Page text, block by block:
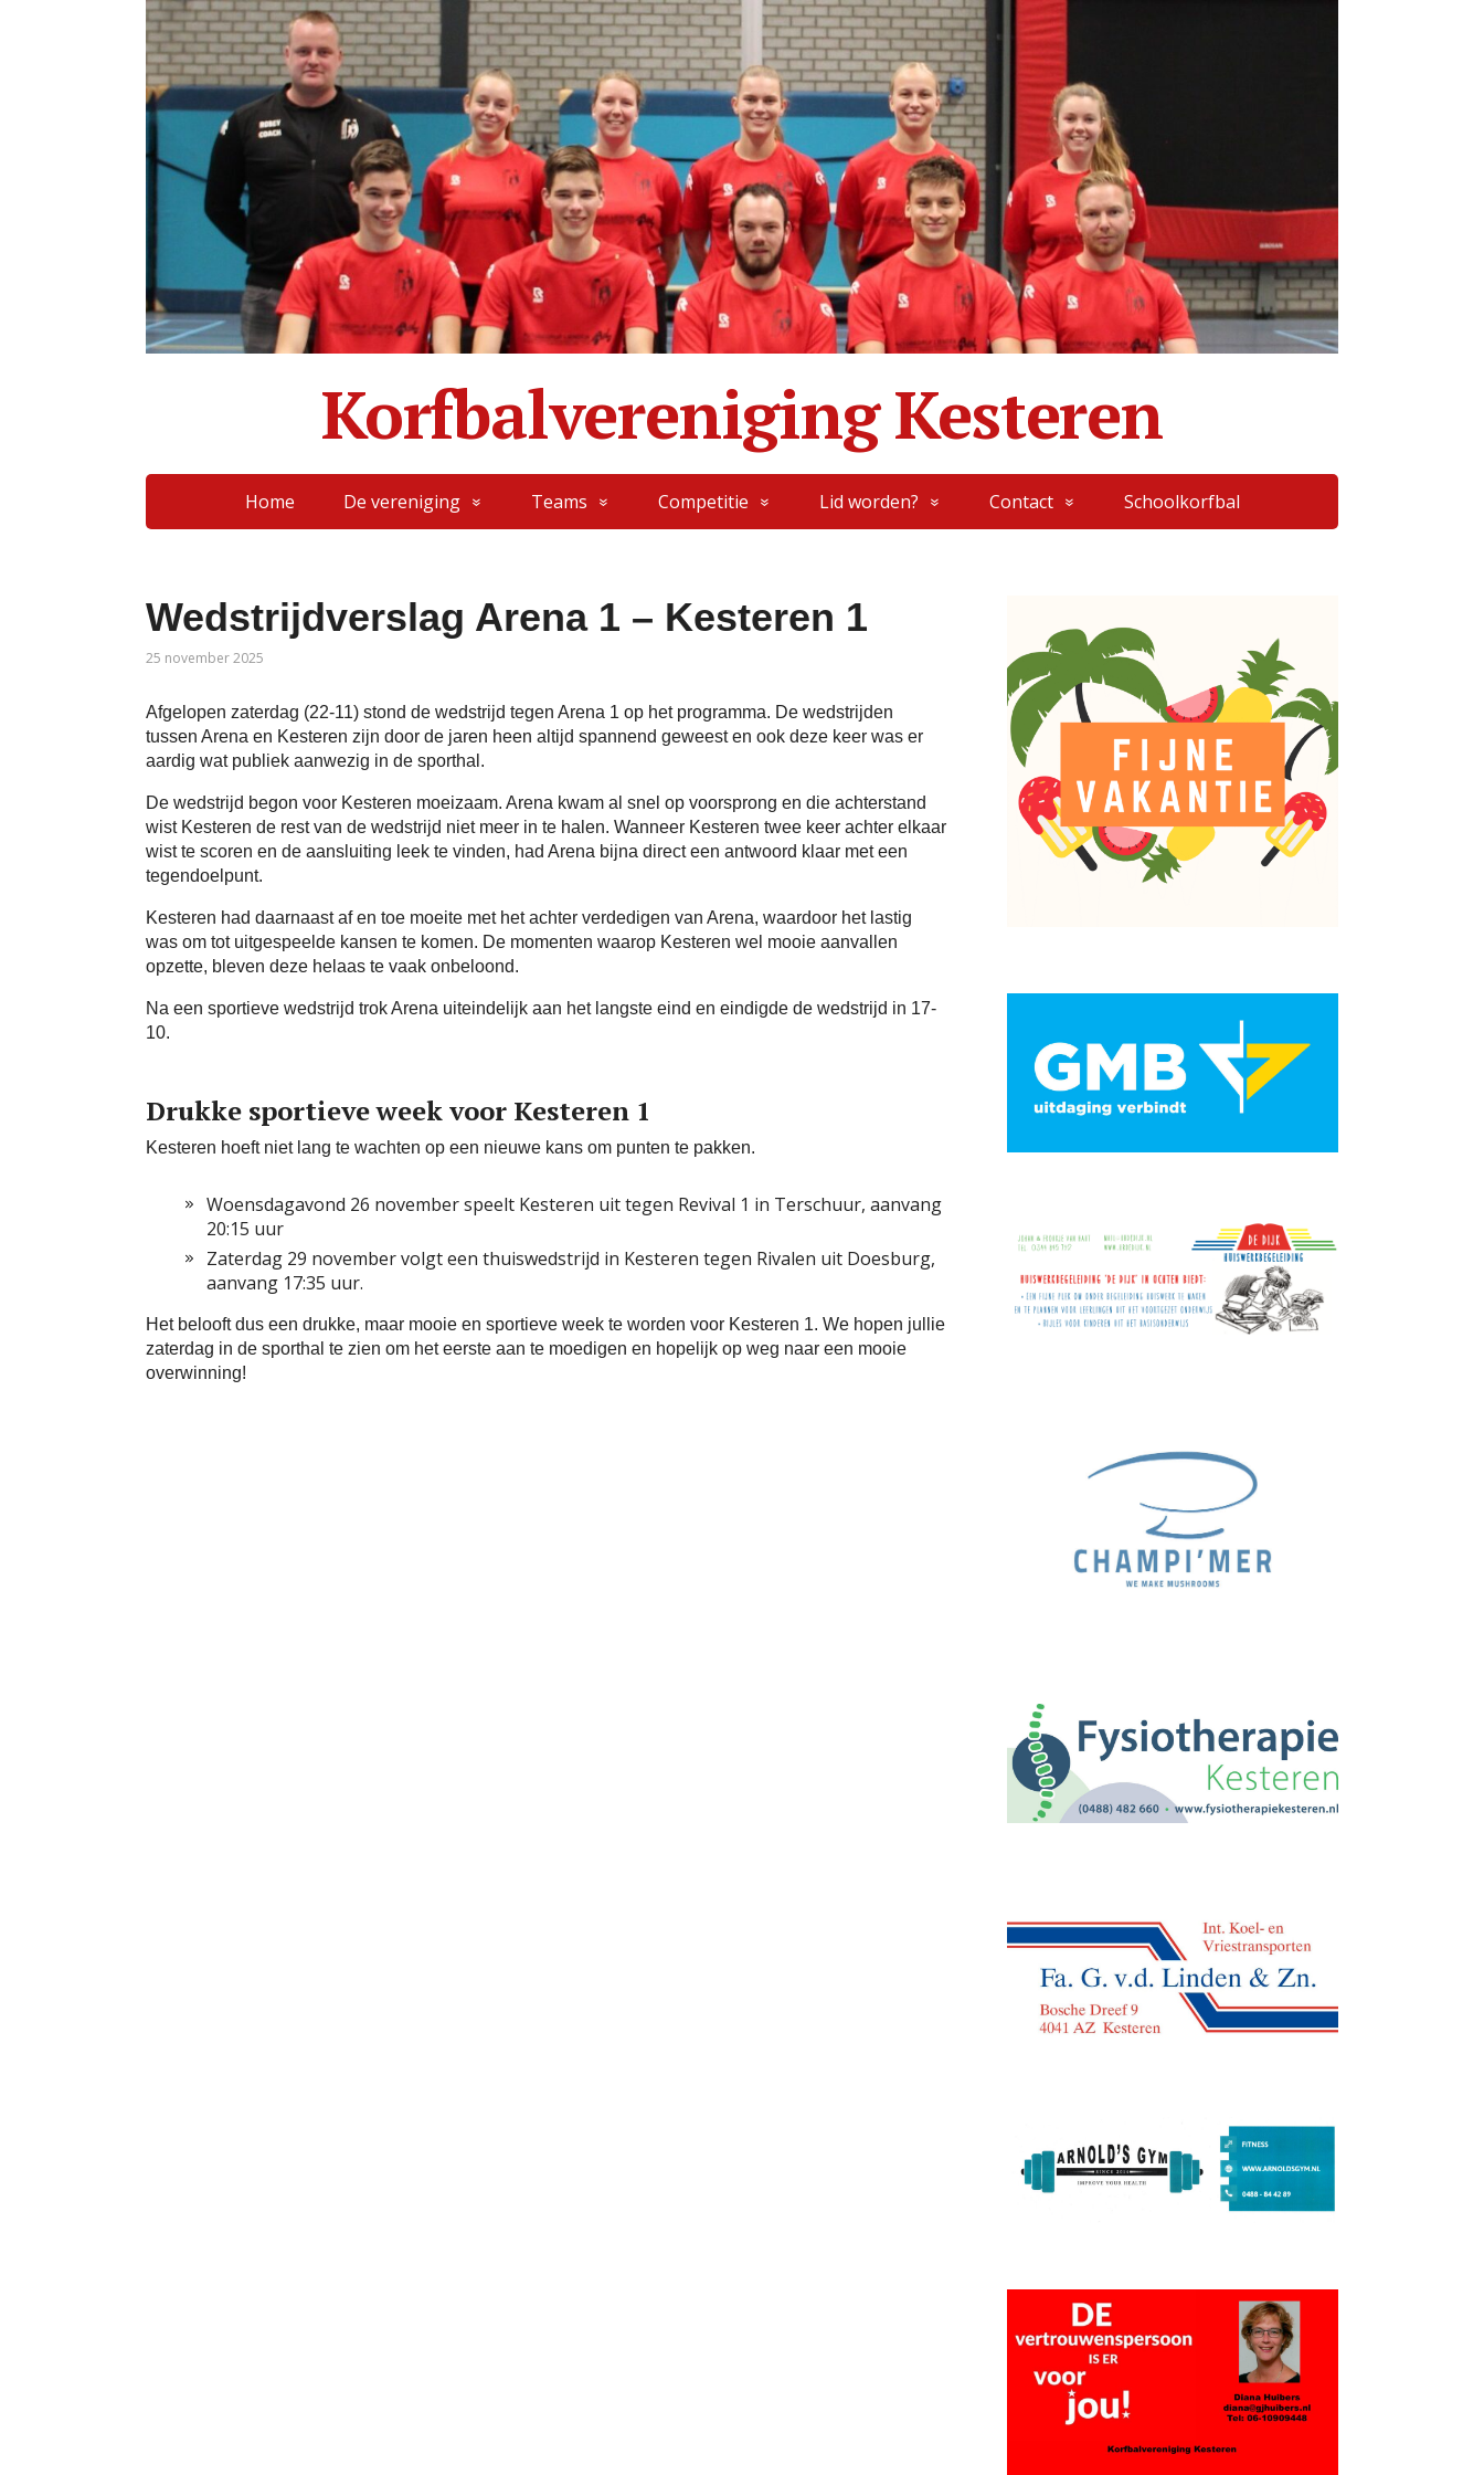
Korfbalvereniging Kesteren
Home De vereniging Teams Competitie Lid worden? Contact Schoolkorfbal
Wedstrijdverslag Arena 1 – Kesteren 1
25 november 2025
Afgelopen zaterdag (22-11) stond de wedstrijd tegen Arena 1 op het programma. De wedstrijden
tussen Arena en Kesteren zijn door de jaren heen altijd spannend geweest en ook deze keer was er
aardig wat publiek aanwezig in de sporthal.
De wedstrijd begon voor Kesteren moeizaam. Arena kwam al snel op voorsprong en die achterstand
wist Kesteren de rest van de wedstrijd niet meer in te halen. Wanneer Kesteren twee keer achter elkaar
wist te scoren en de aansluiting leek te vinden, had Arena bijna direct een antwoord klaar met een
tegendoelpunt.
Kesteren had daarnaast af en toe moeite met het achter verdedigen van Arena, waardoor het lastig
was om tot uitgespeelde kansen te komen. De momenten waarop Kesteren wel mooie aanvallen
opzette, bleven deze helaas te vaak onbeloond.
Na een sportieve wedstrijd trok Arena uiteindelijk aan het langste eind en eindigde de wedstrijd in 17-
10.
Drukke sportieve week voor Kesteren 1
Kesteren hoeft niet lang te wachten op een nieuwe kans om punten te pakken.
Woensdagavond 26 november speelt Kesteren uit tegen Revival 1 in Terschuur, aanvang
20:15 uur
Zaterdag 29 november volgt een thuiswedstrijd in Kesteren tegen Rivalen uit Doesburg,
aanvang 17:35 uur.
Het belooft dus een drukke, maar mooie en sportieve week te worden voor Kesteren 1. We hopen jullie
zaterdag in de sporthal te zien om het eerste aan te moedigen en hopelijk op weg naar een mooie
overwinning!